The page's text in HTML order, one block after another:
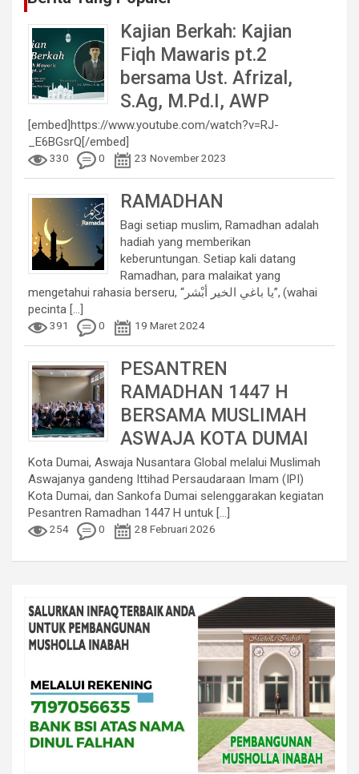
Kajian Berkah: Kajian
Fiqh Mawaris pt.2
bersama Ust. Afrizal,
S.Ag, M.Pd.I, AWP
[embed]https://www.youtube.com/watch?v=RJ-
_E6BGsrQ[/embed]
330 0 23 November 2023
RAMADHAN
Bagi setiap muslim, Ramadhan adalah
hadiah yang memberikan
keberuntungan. Setiap kali datang
Ramadhan, para malaikat yang
mengetahui rahasia berseru, “يا باغي الخير أبْشر”, (wahai
pecinta [...]
391 0 19 Maret 2024
PESANTREN
RAMADHAN 1447 H
BERSAMA MUSLIMAH
ASWAJA KOTA DUMAI
Kota Dumai, Aswaja Nusantara Global melalui Muslimah
Aswajanya gandeng Ittihad Persaudaraan Imam (IPI)
Kota Dumai, dan Sankofa Dumai selenggarakan kegiatan
Pesantren Ramadhan 1447 H untuk [...]
254 0 28 Februari 2026